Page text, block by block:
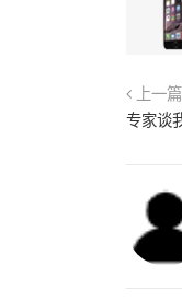
上一篇
专家谈